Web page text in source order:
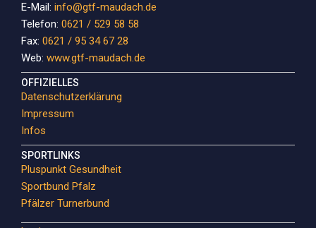
E-Mail: info@gtf-maudach.de
Telefon: 0621 / 529 58 58
Fax: 0621 / 95 34 67 28
Web: www.gtf-maudach.de
OFFIZIELLES
Datenschutzerklärung
Impressum
Infos
SPORTLINKS
Pluspunkt Gesundheit
Sportbund Pfalz
Pfälzer Turnerbund